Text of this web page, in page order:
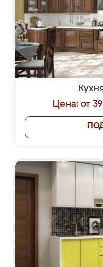
Цена: от